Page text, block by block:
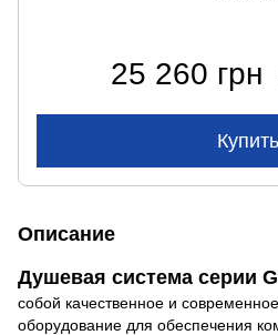
25 260 грн
Купить
Описание
Душевая система серии
собой качественное и
оборудование для обеспечения